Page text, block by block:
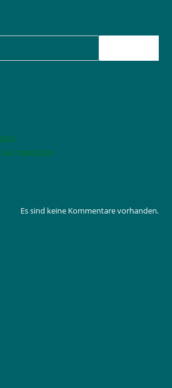
14.09.2025
Es sind keine Kommentare vorhanden.